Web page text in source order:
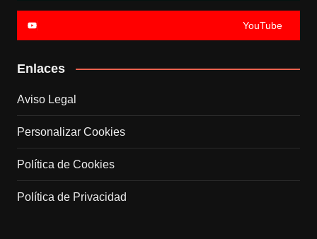
YouTube
Enlaces
Aviso Legal
Personalizar Cookies
Política de Cookies
Política de Privacidad